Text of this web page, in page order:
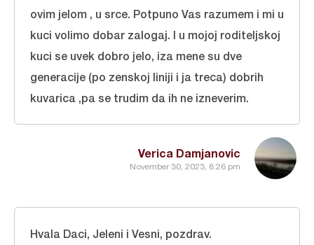
Verica Damjanovic
November 30, 2023, 8:26 pm
ovim jelom , u srce. Potpuno Vas razumem i mi u
kuci volimo dobar zalogaj. I u mojoj roditeljskoj
kuci se uvek dobro jelo, iza mene su dve
generacije (po zenskoj liniji i ja treca) dobrih
kuvarica ,pa se trudim da ih ne izneverim.
Hvala Daci, Jeleni i Vesni, pozdrav.